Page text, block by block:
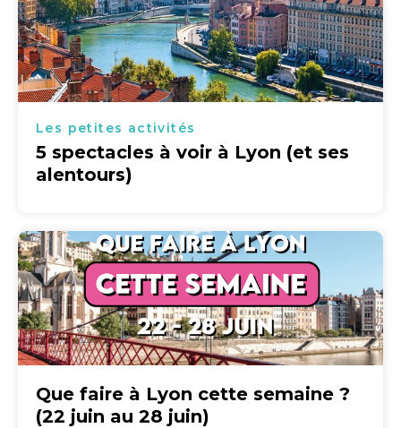
Les petites activités
5 spectacles à voir à Lyon (et ses
alentours)
Que faire à Lyon cette semaine ?
(22 juin au 28 juin)